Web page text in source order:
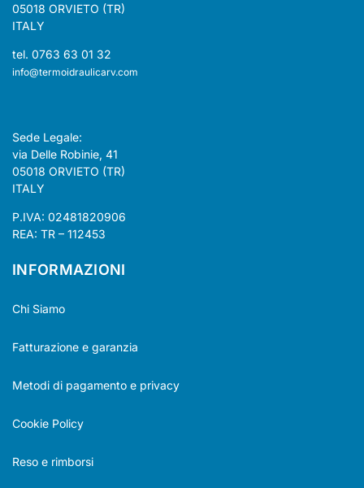
05018 ORVIETO (TR)
ITALY
tel. 0763 63 01 32
info@termoidraulicarv.com
Sede Legale:
via Delle Robinie, 41
05018 ORVIETO (TR)
ITALY
P.IVA: 02481820906
REA: TR – 112453
INFORMAZIONI
Chi Siamo
Fatturazione e garanzia
Metodi di pagamento e privacy
Cookie Policy
Reso e rimborsi